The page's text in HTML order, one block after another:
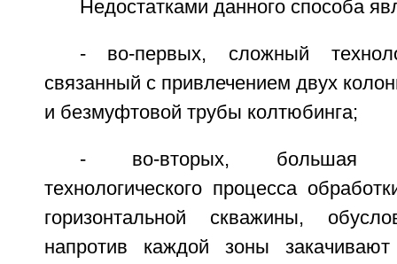
Недостатками данного способа
- во-первых, сложный
связанный с привлечением двух
и безмуфтовой трубы колтюбинга;
- во-вторых, большая
технологического процесса
горизонтальной скважины,
напротив каждой зоны